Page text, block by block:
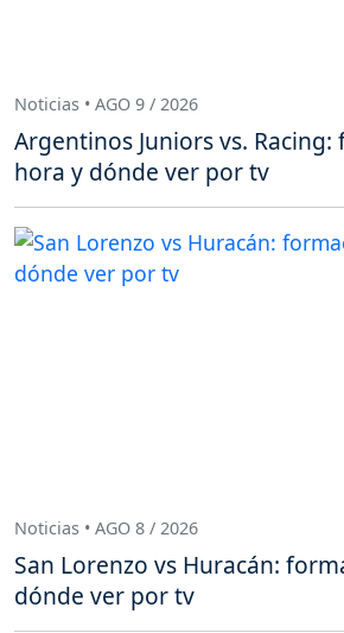
Noticias • AGO 9 / 2026
Argentinos Juniors vs.
hora y dónde ver por tv
Noticias • AGO 8 / 2026
San Lorenzo vs Huracán:
dónde ver por tv